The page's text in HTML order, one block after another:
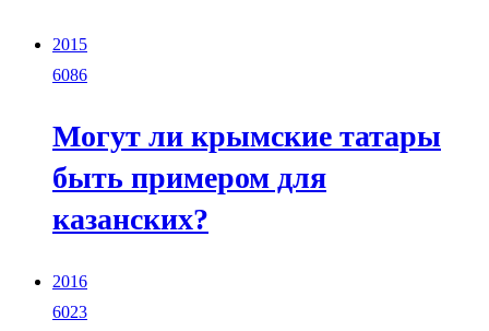
2015
6086
Могут ли крымские татары
быть примером для
казанских?
2016
6023